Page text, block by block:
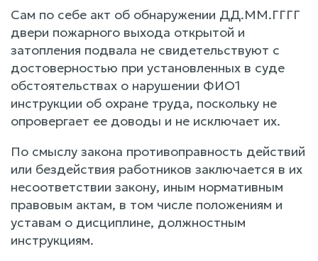
Сам по себе акт об обнаружении ДД.ММ.ГГГГ
двери пожарного выхода открытой и
затопления подвала не свидетельствуют с
достоверностью при установленных в суде
обстоятельствах о нарушении ФИО1
инструкции об охране труда, поскольку не
опровергает ее доводы и не исключает их.
По смыслу закона противоправность действий
или бездействия работников заключается в их
несоответствии закону, иным нормативным
правовым актам, в том числе положениям и
уставам о дисциплине, должностным
инструкциям.